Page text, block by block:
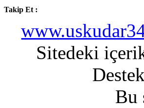
Takip Et :
Sitedeki
Bu